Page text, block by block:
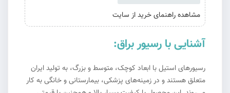
مشاهده راهنمای خرید از سایت
آشنایی با رسیور براق:
رسیورهای استیل با ابعاد کوچک، متوسط ​​و بزرگ، به تولید ایران
متعلق هستند و در زمینه‌های پزشکی، بیمارستانی و خانگی به کار